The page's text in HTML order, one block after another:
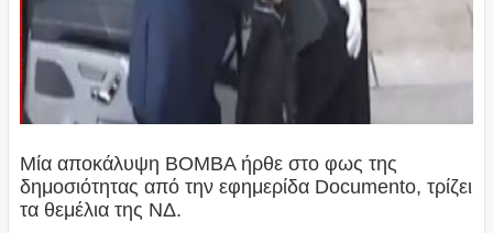
Μία αποκάλυψη ΒΟΜΒΑ ήρθε στο φως της
δημοσιότητας από την εφημερίδα Documento, τρίζει
τα θεμέλια της ΝΔ.